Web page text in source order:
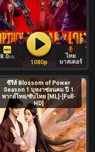
8.0/10
ไทย
มาสเตอร์
1080p
ซีรีส์ Blossom of Power
Season 1 บุหงาซ่อนคม ปี 1
พากย์ไทย/ซับไทย [ML]-[Full-
HD]